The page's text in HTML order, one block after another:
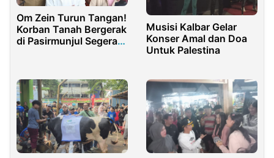
Om Zein Turun Tangan!
Korban Tanah Bergerak
di Pasirmunjul Segera
Musisi Kalbar Gelar
Konser Amal dan Doa
Untuk Palestina